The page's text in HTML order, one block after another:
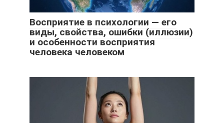
Восприятие в психологии — его
виды, свойства, ошибки (иллюзии)
и особенности восприятия
человека человеком